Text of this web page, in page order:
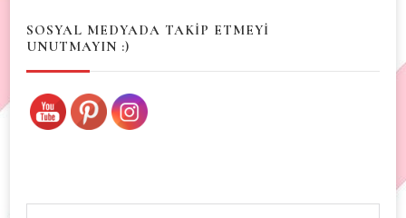
SOSYAL MEDYADA TAKİP ETMEYİ
UNUTMAYIN :)